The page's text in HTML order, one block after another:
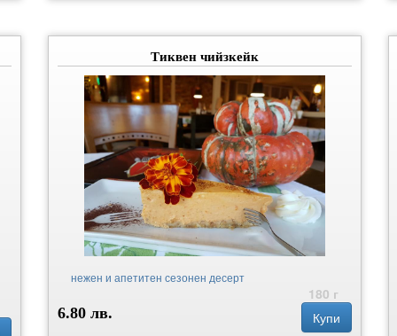
Тиквен чийзкейк
нежен и апетитен сезонен десерт
180 г
6.80 лв.
Купи